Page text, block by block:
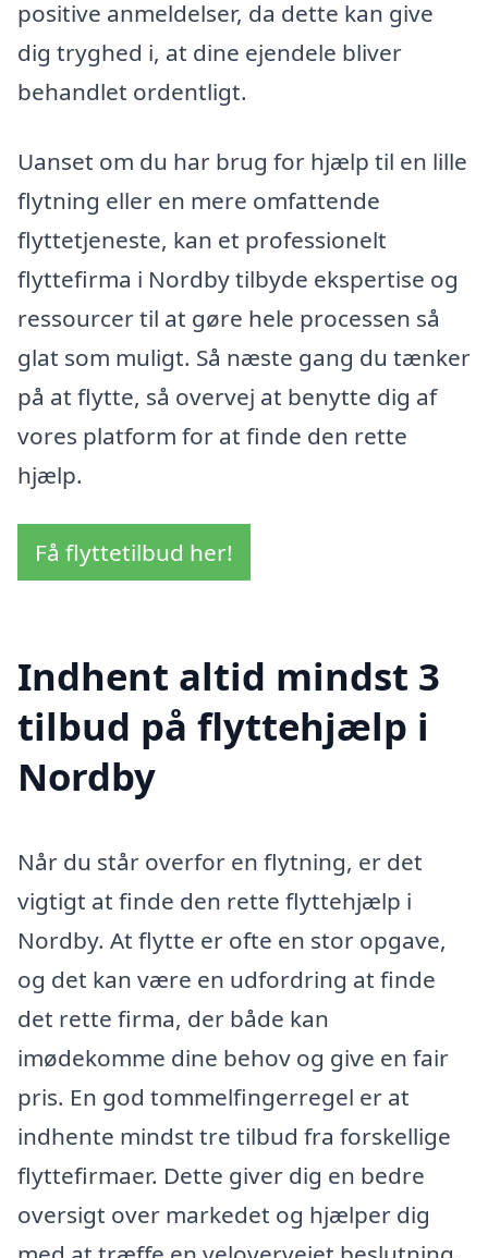
positive anmeldelser, da dette kan give
dig tryghed i, at dine ejendele bliver
behandlet ordentligt.
Uanset om du har brug for hjælp til en lille
flytning eller en mere omfattende
flyttetjeneste, kan et professionelt
flyttefirma i Nordby tilbyde ekspertise og
ressourcer til at gøre hele processen så
glat som muligt. Så næste gang du tænker
på at flytte, så overvej at benytte dig af
vores platform for at finde den rette
hjælp.
Få flyttetilbud her!
Indhent altid mindst 3
tilbud på flyttehjælp i
Nordby
Når du står overfor en flytning, er det
vigtigt at finde den rette flyttehjælp i
Nordby. At flytte er ofte en stor opgave,
og det kan være en udfordring at finde
det rette firma, der både kan
imødekomme dine behov og give en fair
pris. En god tommelfingerregel er at
indhente mindst tre tilbud fra forskellige
flyttefirmaer. Dette giver dig en bedre
oversigt over markedet og hjælper dig